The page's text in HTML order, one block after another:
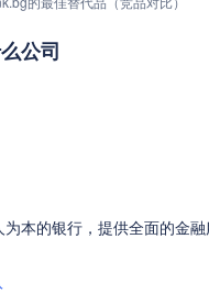
公司
本的银行，提供全面的金融